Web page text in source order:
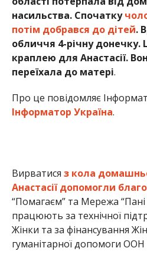
Вирватися з кола
Анастасії допомогли
“Помагаєм” та Мережа “Пані
працюють за технічної
Жінки та за фінансування
гуманітарної допомоги ООН
Благодійники розповіли:
Патронеса” звернулася
Під оком у дитини
Коли Анастасія пішла з дому,
її й погрожуючи фізичною
Доводилось неодноразово